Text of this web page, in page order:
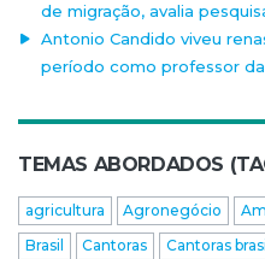
de migração, avalia
Antonio Candido viveu
período como professor
TEMAS ABORDADOS
agricultura Agronegócio
Brasil
Cantoras Cantoras